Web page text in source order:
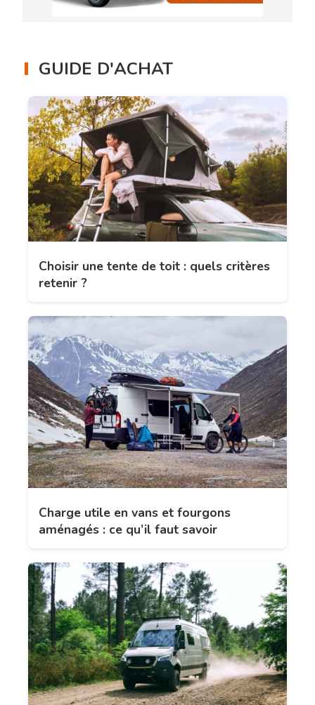
GUIDE D'ACHAT
Choisir une tente de toit : quels critères
retenir ?
Charge utile en vans et fourgons
aménagés : ce qu’il faut savoir